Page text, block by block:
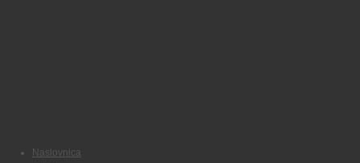
Naslovnica